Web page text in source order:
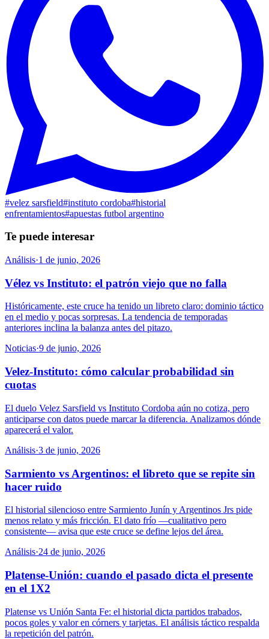
#velez sarsfield#instituto cordoba#historial
enfrentamientos#apuestas futbol argentino
Te puede interesar
Análisis·1 de junio, 2026
Vélez vs Instituto: el patrón viejo que no falla
Históricamente, este cruce ha tenido un libreto claro: dominio táctico
en el medio y pocas sorpresas. La tendencia de temporadas
anteriores inclina la balanza antes del pitazo.
Noticias·9 de junio, 2026
Velez-Instituto: cómo calcular probabilidad sin
cuotas
El duelo Velez Sarsfield vs Instituto Cordoba aún no cotiza, pero
anticiparse con datos puede marcar la diferencia. Analizamos dónde
aparecerá el valor.
Análisis·3 de junio, 2026
Sarmiento vs Argentinos: el libreto que se repite sin
hacer ruido
El historial silencioso entre Sarmiento Junín y Argentinos Jrs pide
menos relato y más fricción. El dato frío —cualitativo pero
consistente— avisa que este cruce se define lejos del área.
Análisis·24 de junio, 2026
Platense-Unión: cuando el pasado dicta el presente
en el 1X2
Platense vs Unión Santa Fe: el historial dicta partidos trabados,
pocos goles y valor en córners y tarjetas. El análisis táctico respalda
la repetición del patrón.